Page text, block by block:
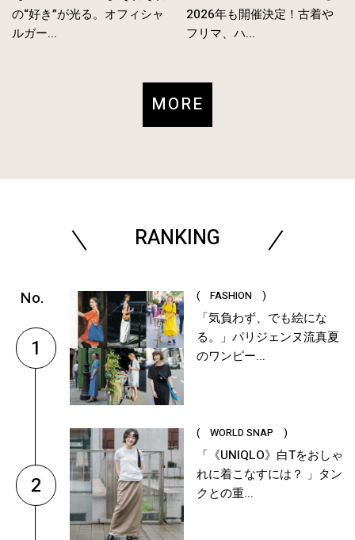
の“好き”が光る。オフィシャ
ルガー...
2026年も開催決定！古着や
フリマ、ハ...
MORE
RANKING
1
( FASHION )
「気負わず、でも絵にな
る。」パリジェンヌ流真夏
のワンピー...
2
( WORLD SNAP )
「《UNIQLO》白Tをおしゃ
れに着こなすには？ 」タン
クとの重...